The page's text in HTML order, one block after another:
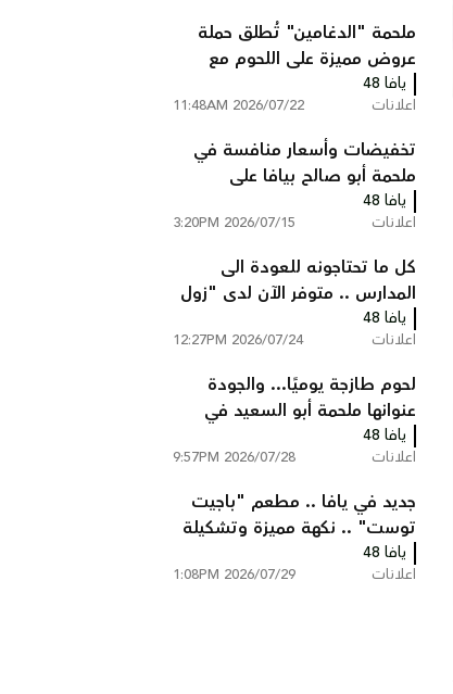
ملحمة "الدغامين" تُطلق حملة
عروض مميزة على اللحوم مع
خدمة توصيل مجانية ليافا واللد
يافا 48
اعلانات 2026/07/22 11:48AM
تخفيضات وأسعار منافسة في
ملحمة أبو صالح بيافا على
تشكيلة واسعة من اللحوم
والدجاج
يافا 48
اعلانات 2026/07/15 3:20PM
كل ما تحتاجونه للعودة الى
المدارس .. متوفر الآن لدى "زول
ستوك" يافا
يافا 48
اعلانات 2026/07/24 12:27PM
لحوم طازجة يوميًا... والجودة
عنوانها ملحمة أبو السعيد في
قلقيلية
يافا 48
اعلانات 2026/07/28 9:57PM
جديد في يافا .. مطعم "باجيت
توست" .. نكهة مميزة وتشكيلة
واسعة من الساندويشات
الطازجة
يافا 48
اعلانات 2026/07/29 1:08PM